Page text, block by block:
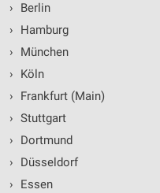
›
Berlin
›
Hamburg
›
München
›
Köln
›
Frankfurt (Main)
› Stuttgart
›
Dortmund
›
Düsseldorf
›
Essen